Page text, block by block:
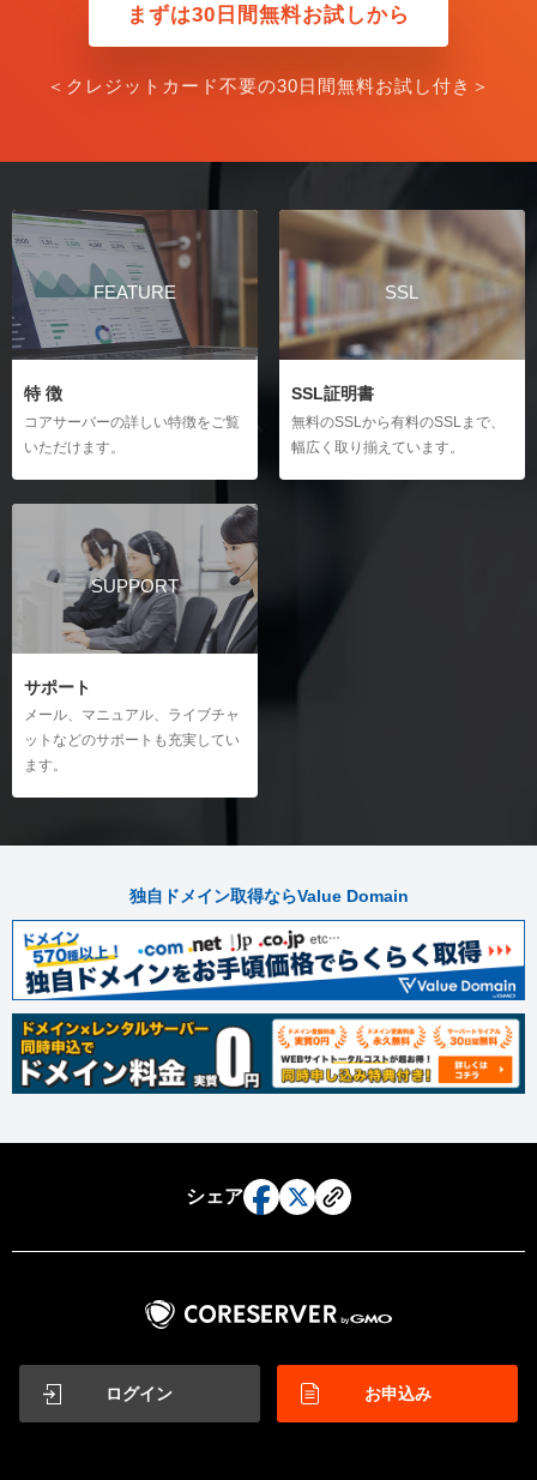
まずは30日間無料お試しから
＜クレジットカード不要の30日間無料お試し付き＞
FEATURE
特 徴
コアサーバーの詳しい特徴をご覧
いただけます。
SSL
SSL証明書
無料のSSLから有料のSSLまで、
幅広く取り揃えています。
SUPPORT
サポート
メール、マニュアル、ライブチャ
ットなどのサポートも充実してい
ます。
独自ドメイン取得ならValue Domain
シェア
ログイン お申込み